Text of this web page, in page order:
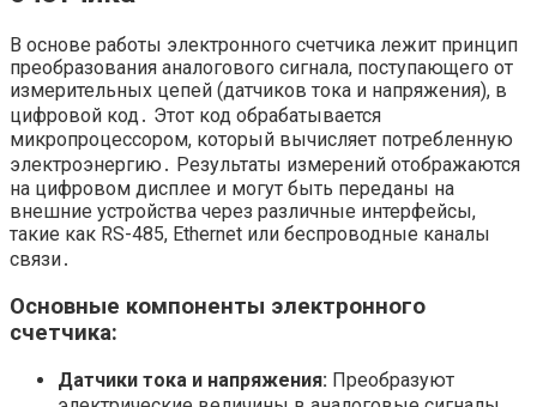
В основе работы электронного счетчика лежит принцип
преобразования аналогового сигнала, поступающего от
измерительных цепей (датчиков тока и напряжения), в
цифровой код․ Этот код обрабатывается
микропроцессором, который вычисляет потребленную
электроэнергию․ Результаты измерений отображаются
на цифровом дисплее и могут быть переданы на
внешние устройства через различные интерфейсы,
такие как RS-485, Ethernet или беспроводные каналы
связи․
Основные компоненты электронного
счетчика:
Датчики тока и напряжения: Преобразуют